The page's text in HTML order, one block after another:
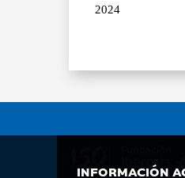
INFORMACIÓN
2024